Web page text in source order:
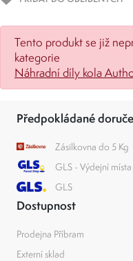
Tento produkt se již
kategorie
Náhradní díly kola
Předpokládané
Zásilkovna do 5 Kg
GLS - Výdejní místa
GLS
Dostupnost
Prodejna Příbram
Externí sklad